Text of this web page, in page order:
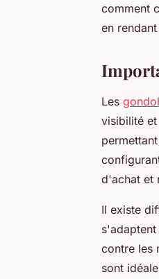
comment
en
Les
visibilité
d'achat et
Il existe
contre les
sont